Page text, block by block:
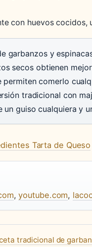
con huevos
garbanzos y
secos obtienen
comerlo
tradicional con
un guiso cualquiera y
Tarta de Queso
,youtube.com,
tradicional de